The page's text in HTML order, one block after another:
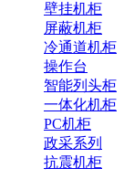
壁挂机柜
屏蔽机柜
冷通道机柜
操作台
智能列头柜
一体化机柜
PC机柜
政采系列
抗震机柜